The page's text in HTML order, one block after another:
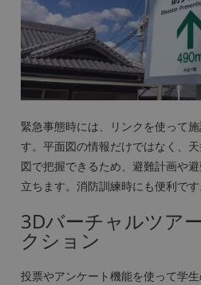
緊急事態時には、リンクを使って
す。平面図の情報だけではなく、
図で把握できるため、避難計画や
立ちます。消防訓練時にも便利です
3Dバーチャルツア
クション
投票やアンケート機能を使って学